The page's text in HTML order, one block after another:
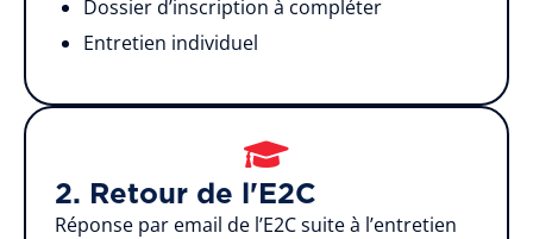
Dossier d’inscription à compléter
Entretien individuel
2. Retour de l'E2C
Réponse par email de l’E2C suite à l’entretien